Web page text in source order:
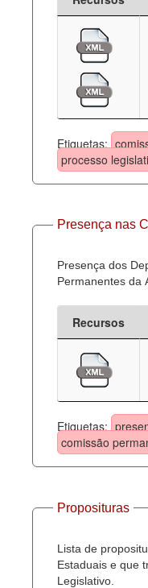
Etiquetas:
processo
Presença nas
Presença dos
Permanentes da
Recursos
Etiquetas:
comissão
Proposituras
Lista de
Estaduais e que
Legislativo.